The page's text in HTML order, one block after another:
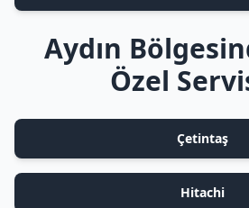
Aydın
Özel
Çetintaş
Hitachi